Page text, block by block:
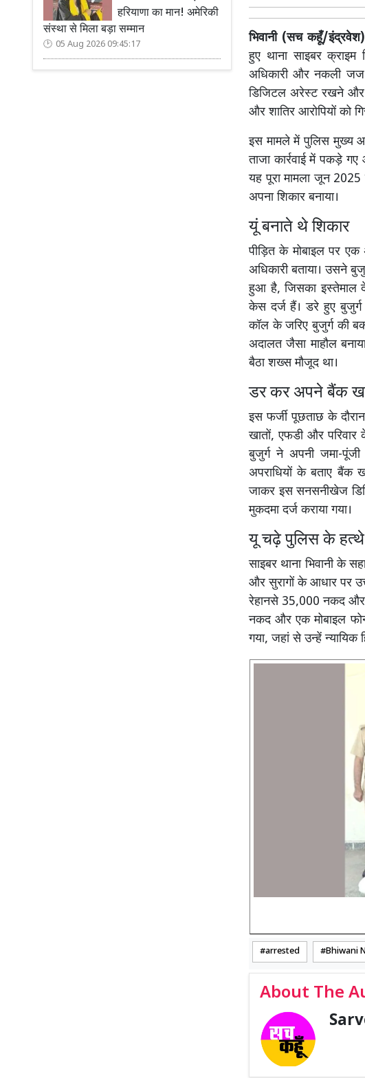
हरियाणा का मान! अमेरिकी
संस्था से मिला बड़ा सम्मान
05 Aug 2026 09:45:17 भिवानी (सच कहूँ/
हुए थाना साइबर
अधिकारी और नकली जज
डिजिटल अरेस्ट रखने
और शातिर आरोपियों को
इस मामले में पुलिस मुख्य
ताजा कार्रवाई में पकड़े
यह पूरा मामला जून 2025
अपना शिकार बनाया।
यूं बनाते थे शिकार
पीड़ित के मोबाइल पर
अधिकारी बताया। उसने
हुआ है, जिसका इस्तेमाल
केस दर्ज हैं। डरे हुए बुजुर्ग
कॉल के जरिए बुजुर्ग की
अदालत जैसा माहौल
बैठा शख्स मौजूद था।
डर कर अपने बैंक
इस फर्जी पूछताछ के
खातों, एफडी और
बुजुर्ग ने अपनी जमा-
अपराधियों के बताए बैंक
जाकर इस सनसनीखेज
मुकदमा दर्ज कराया गया।
यू चढ़े पुलिस के हत्थे
साइबर थाना भिवानी के
और सुरागों के आधार पर
रेहानसे 35,000 नकद और
नकद और एक मोबाइल
गया, जहां से उन्हें न्यायिक
arrested Bhiwani
About The